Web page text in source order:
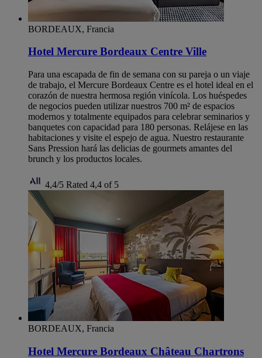
BORDEAUX, Francia
Hotel Mercure Bordeaux Centre Ville
Para una escapada de fin de semana con su pareja o un viaje
de trabajo, el Mercure Bordeaux Centre es el hotel ideal en el
corazón de nuestra hermosa región vinícola. Los huéspedes
de negocios pueden utilizar nuestros 700 m² de espacios
modernos y totalmente equipados para celebrar seminarios y
banquetes con capacidad para 180 personas. Relájese en las
habitaciones y visite el espejo de agua. Nuestro restaurante
Sans Pression hará las delicias de gourmets amantes del
brunch y los productos locales.
4,4/5 Rated 4,4 of 5
BORDEAUX, Francia
Hotel Mercure Bordeaux Château Chartrons